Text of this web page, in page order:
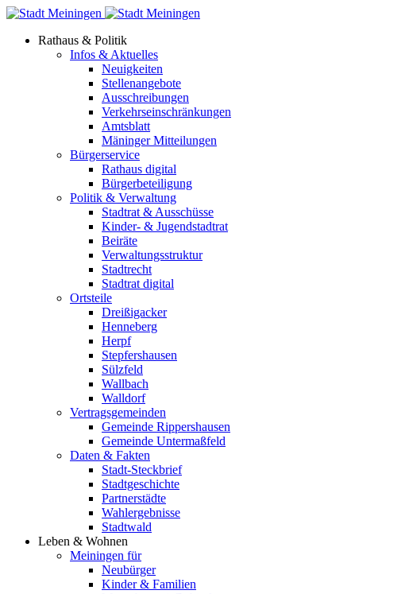
Rathaus & Politik
Infos & Aktuelles
Neuigkeiten
Stellenangebote
Ausschreibungen
Verkehrs­einschränkungen
Amtsblatt
Mäninger Mitteilungen
Bürgerservice
Rathaus digital
Bürgerbeteiligung
Politik & Verwaltung
Stadtrat & Ausschüsse
Kinder- & Jugendstadtrat
Beiräte
Verwaltungsstruktur
Stadtrecht
Stadtrat digital
Ortsteile
Dreißigacker
Henneberg
Herpf
Stepfershausen
Sülzfeld
Wallbach
Walldorf
Vertragsgemeinden
Gemeinde Rippershausen
Gemeinde Untermaßfeld
Daten & Fakten
Stadt-Steckbrief
Stadtgeschichte
Partnerstädte
Wahlergebnisse
Stadtwald
Leben & Wohnen
Meiningen für
Neubürger
Kinder & Familien